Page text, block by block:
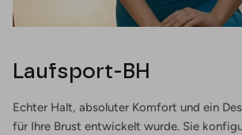
Laufsport-BH
Echter Halt, absoluter Komfort und ein
für Ihre Brust entwickelt wurde. Sie